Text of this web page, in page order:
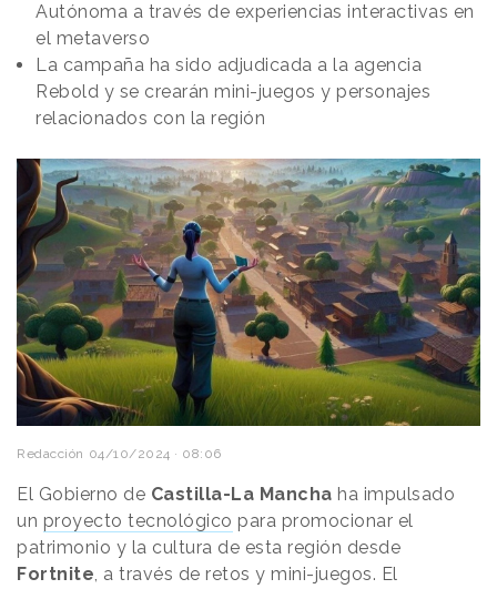
Autónoma a través de experiencias interactivas en
el metaverso
La campaña ha sido adjudicada a la agencia
Rebold y se crearán mini-juegos y personajes
relacionados con la región
Redacción 04/10/2024 · 08:06
El Gobierno de Castilla-La Mancha ha impulsado
un proyecto tecnológico para promocionar el
patrimonio y la cultura de esta región desde
Fortnite, a través de retos y mini-juegos. El